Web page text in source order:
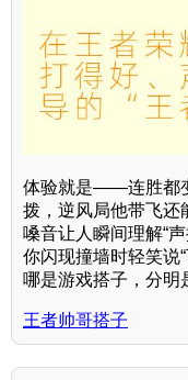
体验就是——连胜都
拨，逆风局他带飞还
嗓音让人瞬间理解“
你闪现撞墙时轻笑说
哪是游戏搭子，分明
王者帅哥搭子